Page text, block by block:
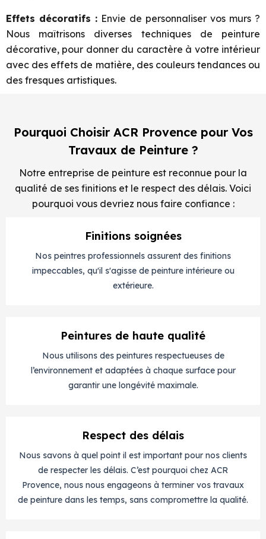
Effets décoratifs : Envie de personnaliser vos murs ?
Nous maîtrisons diverses techniques de peinture
décorative, pour donner du caractère à votre intérieur
avec des effets de matière, des couleurs tendances ou
des fresques artistiques.
Pourquoi Choisir ACR Provence pour Vos
Travaux de Peinture ?
Notre entreprise de peinture est reconnue pour la
qualité de ses finitions et le respect des délais. Voici
pourquoi vous devriez nous faire confiance :
Finitions soignées
Nos peintres professionnels assurent des finitions
impeccables, qu'il s'agisse de peinture intérieure ou
extérieure.
Peintures de haute qualité
Nous utilisons des peintures respectueuses de
l’environnement et adaptées à chaque surface pour
garantir une longévité maximale.
Respect des délais
Nous savons à quel point il est important pour nos clients
de respecter les délais. C’est pourquoi chez ACR
Provence, nous nous engageons à terminer vos travaux
de peinture dans les temps, sans compromettre la qualité.